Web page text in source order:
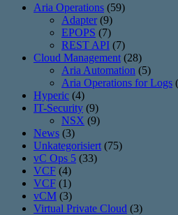
Aria Operations (59)
Adapter (9)
EPOPS (7)
REST API (7)
Cloud Management (28)
Aria Automation (5)
Aria Operations for Logs
Hyperic (4)
IT-Security (9)
NSX (9)
News (3)
Unkategorisiert (75)
vC Ops 5 (33)
VCF (4)
VCF (1)
vCM (3)
Virtual Private Cloud (3)